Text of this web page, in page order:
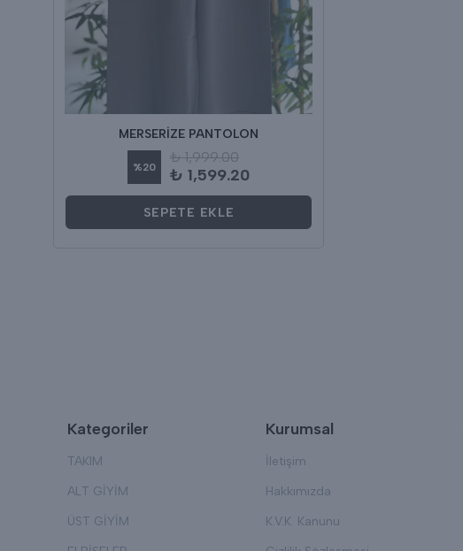
MERSERİZE PANTOLON
%20
₺ 1,999.00
₺ 1,599.20
SEPETE EKLE
Kategoriler
TAKIM
ALT GİYİM
ÜST GİYİM
Kurumsal
İletişim
Hakkımızda
K.V.K. Kanunu